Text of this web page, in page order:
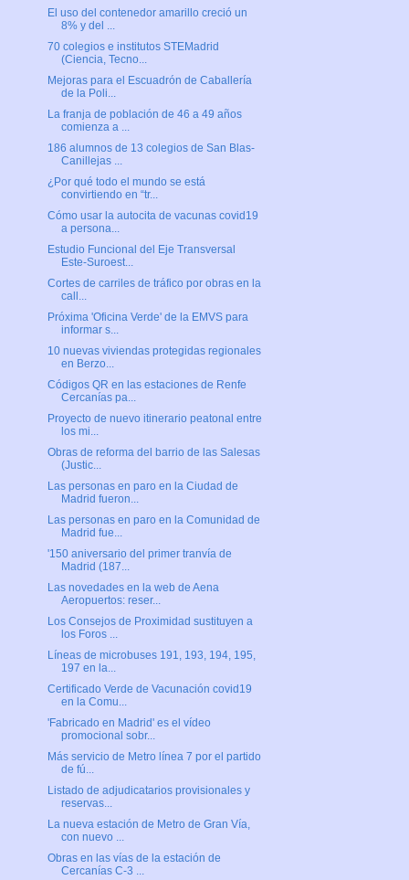
El uso del contenedor amarillo creció un
8% y del ...
70 colegios e institutos STEMadrid
(Ciencia, Tecno...
Mejoras para el Escuadrón de Caballería
de la Poli...
La franja de población de 46 a 49 años
comienza a ...
186 alumnos de 13 colegios de San Blas-
Canillejas ...
¿Por qué todo el mundo se está
convirtiendo en “tr...
Cómo usar la autocita de vacunas covid19
a persona...
Estudio Funcional del Eje Transversal
Este-Suroest...
Cortes de carriles de tráfico por obras en la
call...
Próxima 'Oficina Verde' de la EMVS para
informar s...
10 nuevas viviendas protegidas regionales
en Berzo...
Códigos QR en las estaciones de Renfe
Cercanías pa...
Proyecto de nuevo itinerario peatonal entre
los mi...
Obras de reforma del barrio de las Salesas
(Justic...
Las personas en paro en la Ciudad de
Madrid fueron...
Las personas en paro en la Comunidad de
Madrid fue...
'150 aniversario del primer tranvía de
Madrid (187...
Las novedades en la web de Aena
Aeropuertos: reser...
Los Consejos de Proximidad sustituyen a
los Foros ...
Líneas de microbuses 191, 193, 194, 195,
197 en la...
Certificado Verde de Vacunación covid19
en la Comu...
'Fabricado en Madrid' es el vídeo
promocional sobr...
Más servicio de Metro línea 7 por el partido
de fú...
Listado de adjudicatarios provisionales y
reservas...
La nueva estación de Metro de Gran Vía,
con nuevo ...
Obras en las vías de la estación de
Cercanías C-3 ...